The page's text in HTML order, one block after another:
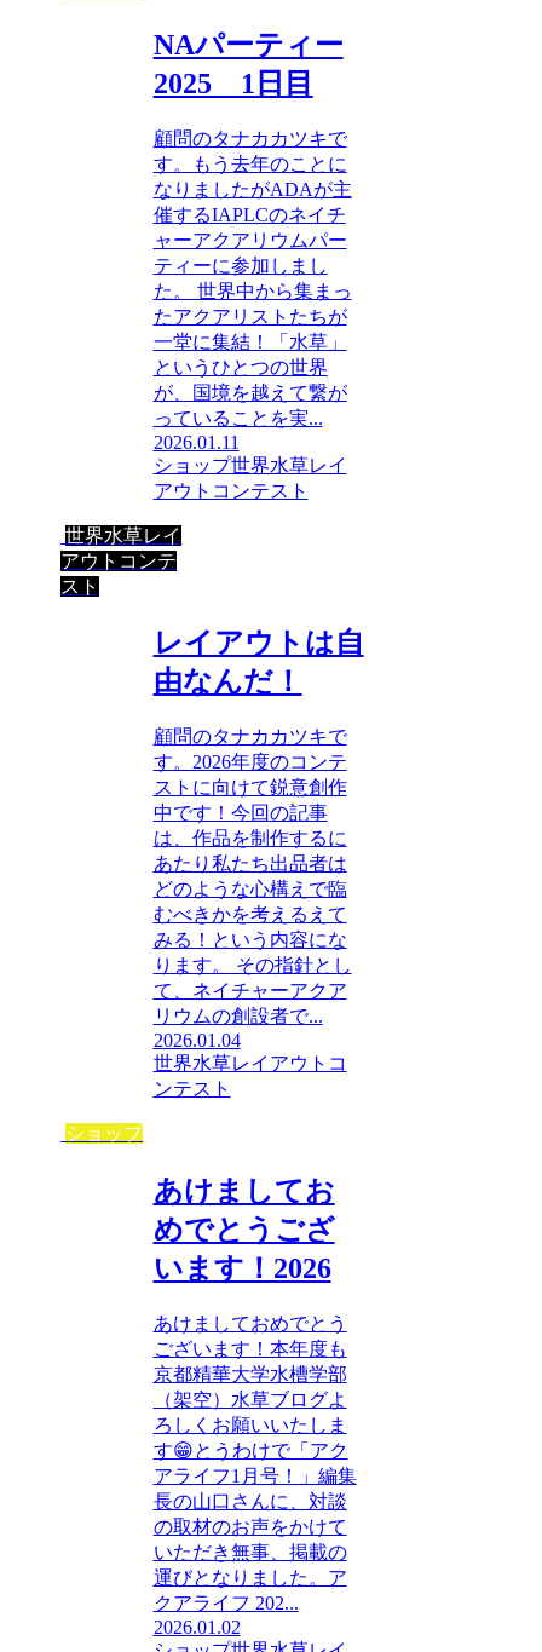
NAパーティー
2025 1日目
顧問のタナカカツキで
す。もう去年のことに
なりましたがADAが主
催するIAPLCのネイチ
ャーアクアリウムパー
ティーに参加しまし
た。 世界中から集まっ
たアクアリストたちが
一堂に集結！「水草」
というひとつの世界
が、国境を越えて繋が
っていることを実...
2026.01.11
ショップ世界水草レイ
アウトコンテスト
世界水草レイ
アウトコンテ
スト
レイアウトは自
由なんだ！
顧問のタナカカツキで
す。2026年度のコンテ
ストに向けて鋭意創作
中です！今回の記事
は、作品を制作するに
あたり私たち出品者は
どのような心構えで臨
むべきかを考えるえて
みる！という内容にな
ります。 その指針とし
て、ネイチャーアクア
リウムの創設者で...
2026.01.04
世界水草レイアウトコ
ンテスト
ショップ
あけましてお
めでとうござ
います！2026
あけましておめでとう
ございます！本年度も
京都精華大学水槽学部
（架空）水草ブログよ
ろしくお願いいたしま
す😁とうわけで「アク
アライフ1月号！」編集
長の山口さんに、対談
の取材のお声をかけて
いただき無事、掲載の
運びとなりました。ア
クアライフ 202...
2026.01.02